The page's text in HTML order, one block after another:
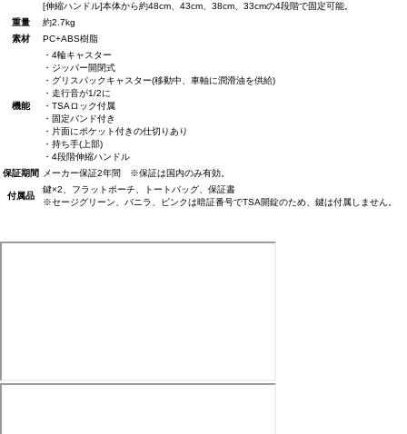
[伸縮ハンドル]本体から約48cm、43cm、38cm、33cmの4段階で固定可能。
重量
約2.7kg
素材
PC+ABS樹脂
機能
・4輪キャスター
・ジッパー開閉式
・グリスパックキャスター(移動中、車軸に潤滑油を供給)
・走行音が1/2に
・TSAロック付属
・固定バンド付き
・片面にポケット付きの仕切りあり
・持ち手(上部)
・4段階伸縮ハンドル
保証期間 メーカー保証2年間 ※保証は国内のみ有効。
付属品
鍵×2、フラットポーチ、トートバッグ、保証書
※セージグリーン、バニラ、ピンクは暗証番号でTSA開錠のため、鍵は付属しません。